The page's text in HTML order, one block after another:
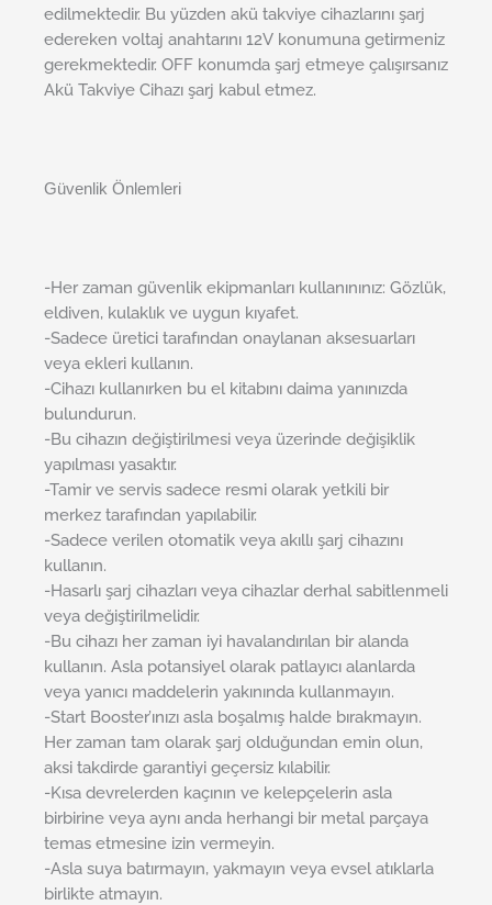
edilmektedir. Bu yüzden akü takviye cihazlarını şarj
edereken voltaj anahtarını 12V konumuna getirmeniz
gerekmektedir. OFF konumda şarj etmeye çalışırsanız
Akü Takviye Cihazı şarj kabul etmez.
Güvenlik Önlemleri
-Her zaman güvenlik ekipmanları kullanınınız: Gözlük,
eldiven, kulaklık ve uygun kıyafet.
-Sadece üretici tarafından onaylanan aksesuarları
veya ekleri kullanın.
-Cihazı kullanırken bu el kitabını daima yanınızda
bulundurun.
-Bu cihazın değiştirilmesi veya üzerinde değişiklik
yapılması yasaktır.
-Tamir ve servis sadece resmi olarak yetkili bir
merkez tarafından yapılabilir.
-Sadece verilen otomatik veya akıllı şarj cihazını
kullanın.
-Hasarlı şarj cihazları veya cihazlar derhal sabitlenmeli
veya değiştirilmelidir.
-Bu cihazı her zaman iyi havalandırılan bir alanda
kullanın. Asla potansiyel olarak patlayıcı alanlarda
veya yanıcı maddelerin yakınında kullanmayın.
-Start Booster’ınızı asla boşalmış halde bırakmayın.
Her zaman tam olarak şarj olduğundan emin olun,
aksi takdirde garantiyi geçersiz kılabilir.
-Kısa devrelerden kaçının ve kelepçelerin asla
birbirine veya aynı anda herhangi bir metal parçaya
temas etmesine izin vermeyin.
-Asla suya batırmayın, yakmayın veya evsel atıklarla
birlikte atmayın.